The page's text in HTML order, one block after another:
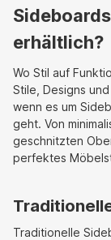
erhältlich?
Wo Stil auf
Stile, Designs
wenn es um
geht. Von
geschnitzten
perfektes
Traditionelle